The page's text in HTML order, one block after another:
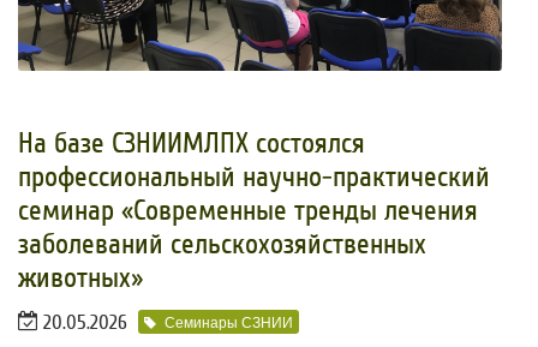
На базе СЗНИИМЛПХ состоялся
профессиональный научно-практический
семинар «Современные тренды лечения
заболеваний сельскохозяйственных
животных»
20.05.2026 Семинары СЗНИИ